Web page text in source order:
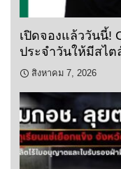
เปิดจองแล้ววันนี้!
ประจำวันให้มีสไ
สิงหาคม 7, 2026